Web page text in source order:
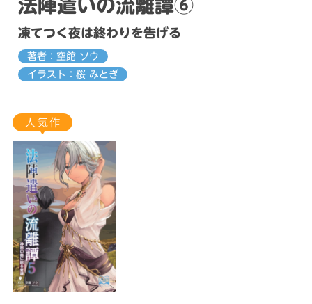
法陣遣いの流離譚⑥
凍てつく夜は終わりを告げる
著者：空館 ソウ
イラスト：桜 みとぎ